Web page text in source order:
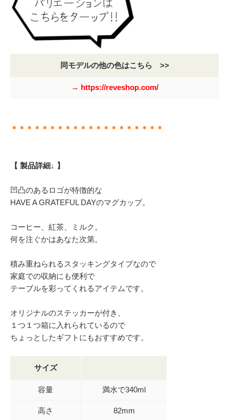
同モデルの他の色はこちら >>
→ https://reveshop.com/
＊＊＊＊＊＊＊＊＊＊＊＊＊＊＊＊＊＊＊＊
【 製品詳細↓ 】
凹凸のあるロゴが特徴的な
HAVE A GRATEFUL DAYのマグカップ。
コーヒー、紅茶、ミルク。
何を注ぐかはあなた次第。
積み重ねられるスタッキングタイプなので
家庭での収納にも便利で
テーブルを彩ってくれるアイテムです。
オリジナルのステッカーが付き、
１つ１つ箱に入れられているので
ちょっとしたギフトにもおすすめです。
サイズ
容量 満水で340ml
高さ 82mm